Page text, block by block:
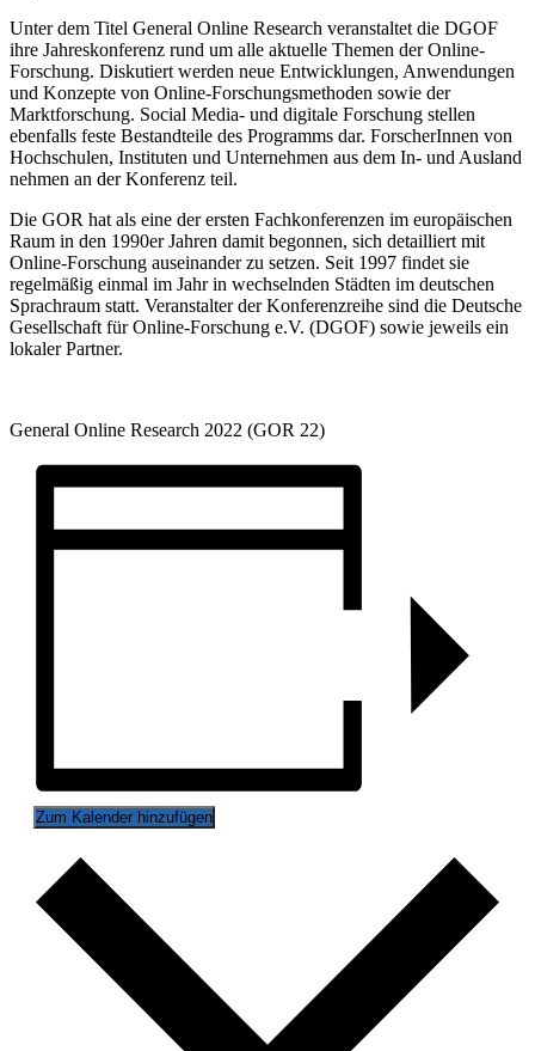
Unter dem Titel General Online Research veranstaltet die DGOF
ihre Jahreskonferenz rund um alle aktuelle Themen der Online-
Forschung. Diskutiert werden neue Entwicklungen, Anwendungen
und Konzepte von Online-Forschungsmethoden sowie der
Marktforschung. Social Media- und digitale Forschung stellen
ebenfalls feste Bestandteile des Programms dar. ForscherInnen von
Hochschulen, Instituten und Unternehmen aus dem In- und Ausland
nehmen an der Konferenz teil.
Die GOR hat als eine der ersten Fachkonferenzen im europäischen
Raum in den 1990er Jahren damit begonnen, sich detailliert mit
Online-Forschung auseinander zu setzen. Seit 1997 findet sie
regelmäßig einmal im Jahr in wechselnden Städten im deutschen
Sprachraum statt. Veranstalter der Konferenzreihe sind die Deutsche
Gesellschaft für Online-Forschung e.V. (DGOF) sowie jeweils ein
lokaler Partner.
General Online Research 2022 (GOR 22)
Zum Kalender hinzufügen